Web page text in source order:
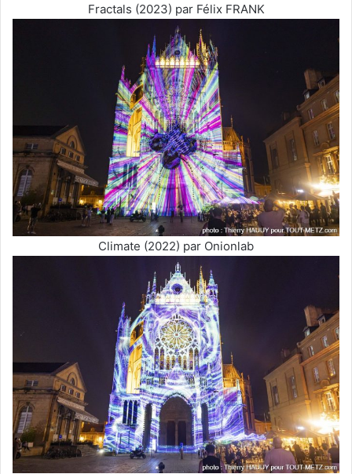
Fractals (2023) par Félix FRANK
Climate (2022) par Onionlab